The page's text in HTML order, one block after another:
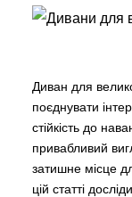
Диван для
поєднувати
стійкість до
привабливий
затишне місце
цій статті